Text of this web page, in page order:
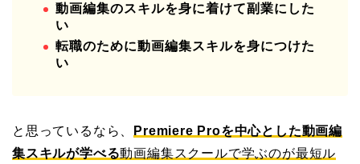
動画編集のスキルを身に着けて副業にした
い
転職のために動画編集スキルを身につけた
い
と思っているなら、
Premiere Proを中心とした動画編
集スキルが学べる動画編集スクールで学ぶのが最短ル